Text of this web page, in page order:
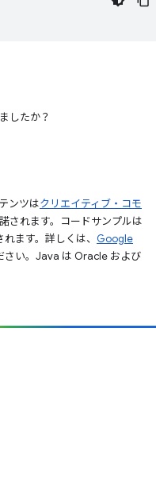
したか？
ンツはクリエイティブ・コモ
されます。コードサンプルは
ます。詳しくは、 Google
さい。Java は Oracle および